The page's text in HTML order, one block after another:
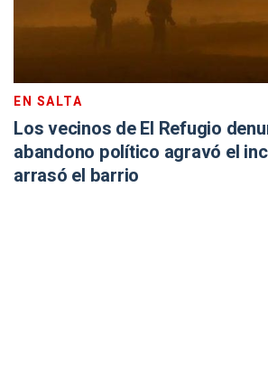
EN SALTA
Los vecinos de El Refugio
abandono político agravó el
arrasó el barrio